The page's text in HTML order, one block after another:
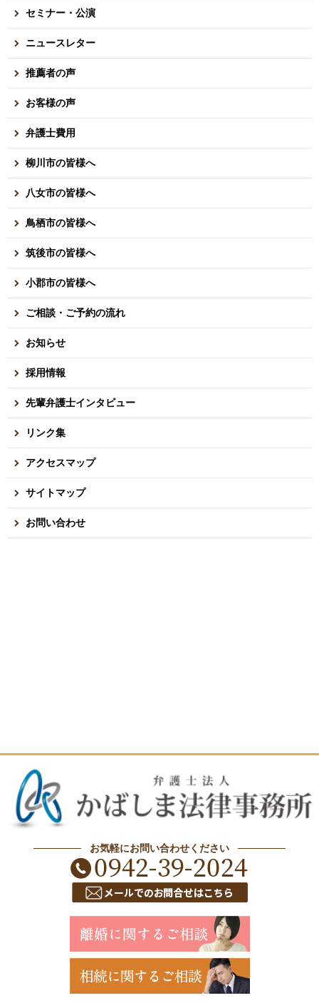
セミナー・公演
ニュースレター
推薦者の声
お客様の声
弁護士費用
柳川市の皆様へ
八女市の皆様へ
鳥栖市の皆様へ
筑後市の皆様へ
小郡市の皆様へ
ご相談・ご予約の流れ
お知らせ
採用情報
先輩弁護士インタビュー
リンク集
アクセスマップ
サイトマップ
お問い合わせ
お気軽にお問い合わせください